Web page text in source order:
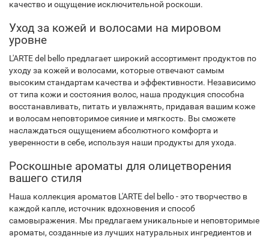
качество и ощущение исключительной роскоши.
Уход за кожей и волосами на мировом
уровне
L'ARTE del bello предлагает широкий ассортимент продуктов по
уходу за кожей и волосами, которые отвечают самым
высоким стандартам качества и эффективности. Независимо
от типа кожи и состояния волос, наша продукция способна
восстанавливать, питать и увлажнять, придавая вашим коже
и волосам неповторимое сияние и мягкость. Вы сможете
наслаждаться ощущением абсолютного комфорта и
уверенности в себе, используя наши продукты для ухода.
Роскошные ароматы для олицетворения
вашего стиля
Наша коллекция ароматов L'ARTE del bello - это творчество в
каждой капле, источник вдохновения и способ
самовыражения. Мы предлагаем уникальные и неповторимые
ароматы, созданные из лучших натуральных ингредиентов и